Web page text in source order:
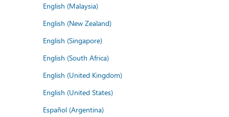
English (Malaysia)
English (New Zealand)
English (Singapore)
English (South Africa)
English (United Kingdom)
English (United States)
Español (Argentina)